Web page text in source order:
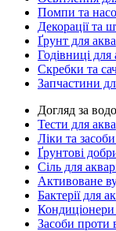
Помпи та
Декорації та
Ґрунт для
Годівниці
Скребки та
Запчастини
Догляд за
Тести для
Ліки та
Ґрунтові
Сіль для
Активоване
Бактерії для
Кондиціонери
Засоби проти